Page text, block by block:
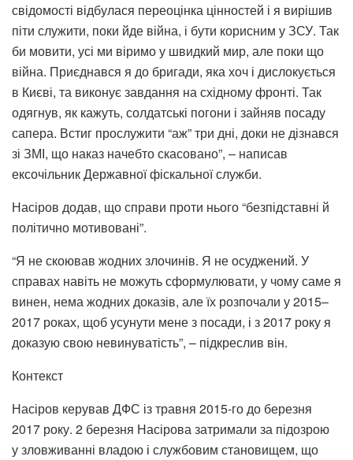
свідомості відбулася переоцінка цінностей і я вирішив
піти служити, поки йде війна, і бути корисним у ЗСУ. Так
би мовити, усі ми віримо у швидкий мир, але поки що
війна. Приєднався я до бригади, яка хоч і дислокується
в Києві, та виконує завдання на східному фронті. Так
одягнув, як кажуть, солдатські погони і зайняв посаду
сапера. Встиг прослужити “аж” три дні, доки не дізнався
зі ЗМІ, що наказ начебто скасовано”, – написав
ексочільник Державної фіскальної служби.
Насіров додав, що справи проти нього “безпідставні й
політично мотивовані”.
“Я не скоював жодних злочинів. Я не осуджений. У
справах навіть не можуть сформулювати, у чому саме я
винен, нема жодних доказів, але їх розпочали у 2015–
2017 роках, щоб усунути мене з посади, і з 2017 року я
доказую свою невинуватість”, – підкреслив він.
Контекст
Насіров керував ДФС із травня 2015-го до березня
2017 року. 2 березня Насіровазатримали за підозрою
узловживанні владою і службовим становищем, що